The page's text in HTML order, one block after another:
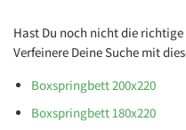
Hast Du noch nicht die
Verfeinere Deine Suche mit
Boxspringbett 200x220
Boxspringbett 180x220